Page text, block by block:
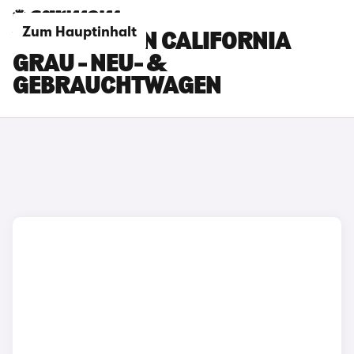
Zum Hauptinhalt
VOLKSWAGEN CALIFORNIA
GRAU - NEU- &
GEBRAUCHTWAGEN